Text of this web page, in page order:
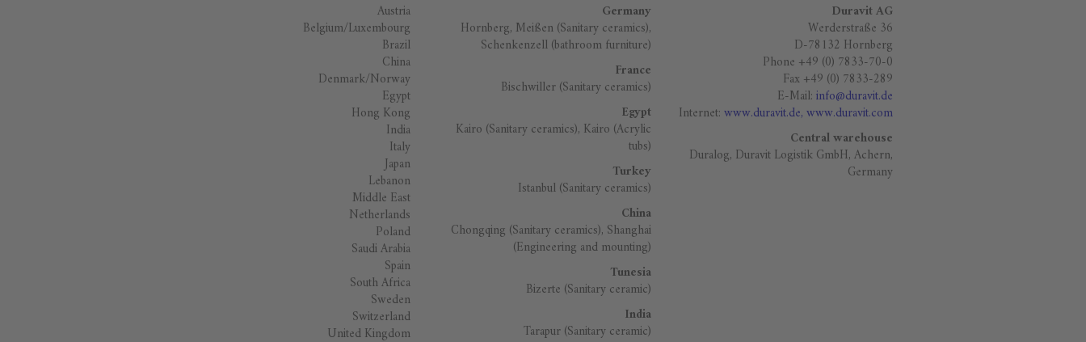
Duravit AG
Werderstraße 36
D-78132 Hornberg
Phone +49 (0) 7833-70-0
Fax +49 (0) 7833-289
E-Mail:info@duravit.de
Internet:www.duravit.de, www.duravit.com
Central warehouse
Duralog, Duravit Logistik GmbH, Achern,
Germany
Germany
Hornberg, Meißen (Sanitary ceramics),
Schenkenzell (bathroom furniture)
France
Bischwiller (Sanitary ceramics)
Egypt
Kairo (Sanitary ceramics), Kairo (Acrylic
tubs)
Turkey
Istanbul (Sanitary ceramics)
China
Chongqing (Sanitary ceramics), Shanghai
(Engineering and mounting)
Tunesia
Bizerte (Sanitary ceramic)
India
Tarapur (Sanitary ceramic)
Austria
Belgium/Luxembourg
Brazil
China
Denmark/Norway
Egypt
Hong Kong
India
Italy
Japan
Lebanon
Middle East
Netherlands
Poland
Saudi Arabia
Spain
South Africa
Sweden
Switzerland
United Kingdom